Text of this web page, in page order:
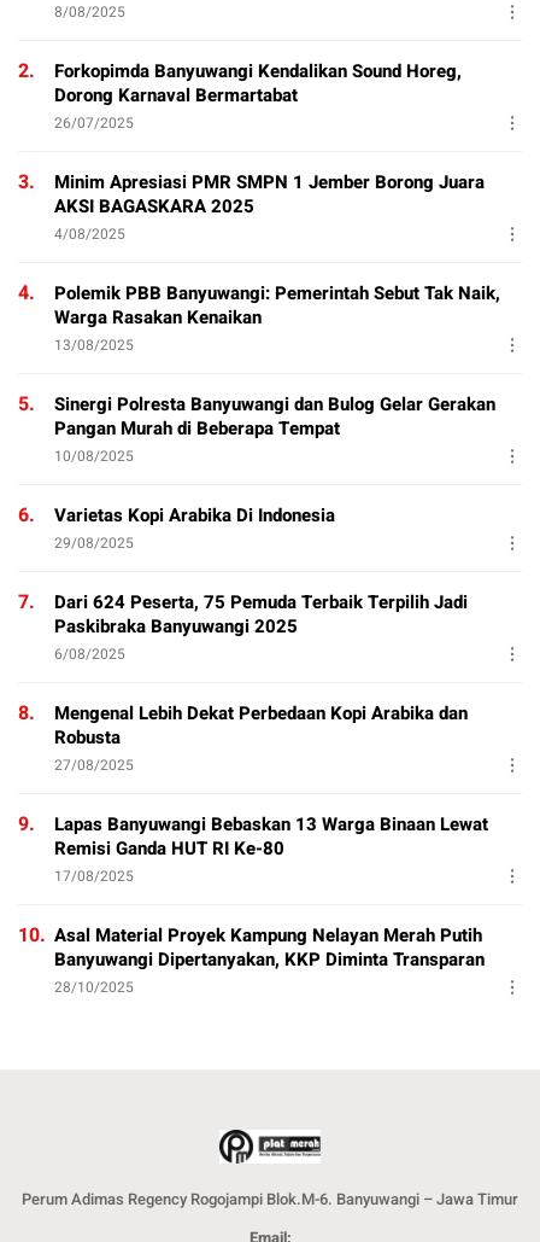
8/08/2025
2.
Forkopimda Banyuwangi Kendalikan Sound Horeg,
Dorong Karnaval Bermartabat
26/07/2025
3.
Minim Apresiasi PMR SMPN 1 Jember Borong Juara
AKSI BAGASKARA 2025
4/08/2025
4.
Polemik PBB Banyuwangi: Pemerintah Sebut Tak Naik,
Warga Rasakan Kenaikan
13/08/2025
5.
Sinergi Polresta Banyuwangi dan Bulog Gelar Gerakan
Pangan Murah di Beberapa Tempat
10/08/2025
6. Varietas Kopi Arabika Di Indonesia
29/08/2025
7.
Dari 624 Peserta, 75 Pemuda Terbaik Terpilih Jadi
Paskibraka Banyuwangi 2025
6/08/2025
8.
Mengenal Lebih Dekat Perbedaan Kopi Arabika dan
Robusta
27/08/2025
9.
Lapas Banyuwangi Bebaskan 13 Warga Binaan Lewat
Remisi Ganda HUT RI Ke-80
17/08/2025
10. Asal Material Proyek Kampung Nelayan Merah Putih
Banyuwangi Dipertanyakan, KKP Diminta Transparan
28/10/2025
Perum Adimas Regency Rogojampi Blok.M-6. Banyuwangi – Jawa Timur